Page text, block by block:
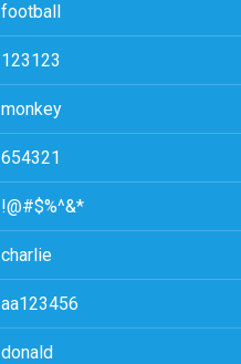
football
123123
monkey
654321
!@#$%^&*
charlie
aa123456
donald